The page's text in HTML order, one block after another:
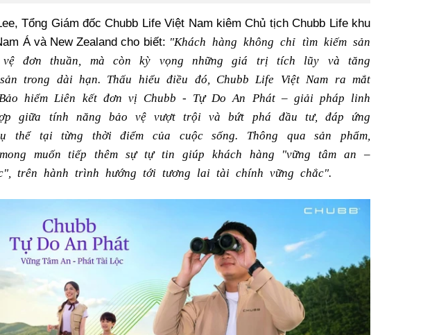
Tổng Giám đốc Chubb Life Việt Nam kiêm Chủ tịch Chubb Life khu
Á và New Zealand cho biết: "Khách hàng không chỉ tìm kiếm sản
vệ đơn thuần, mà còn kỳ vọng những giá trị tích lũy và tăng
trong dài hạn. Thấu hiểu điều đó, Chubb Life Việt Nam ra mắt
hiểm Liên kết đơn vị Chubb - Tự Do An Phát – giải pháp linh
giữa tính năng bảo vệ vượt trội và bứt phá đầu tư, đáp ứng
thể tại từng thời điểm của cuộc sống. Thông qua sản phẩm,
muốn tiếp thêm sự tự tin giúp khách hàng "vững tâm an –
trên hành trình hướng tới tương lai tài chính vững chắc".